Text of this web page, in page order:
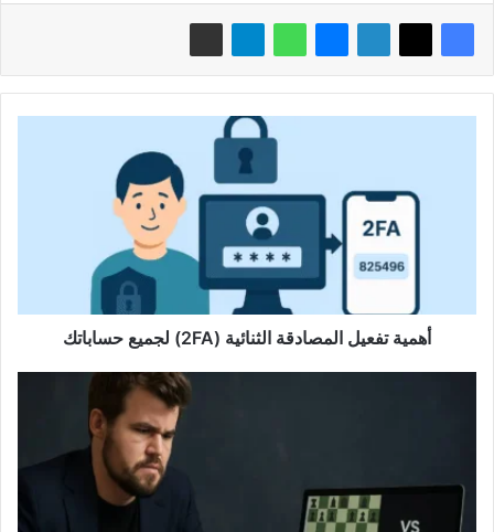
أهمية تفعيل المصادقة الثنائية (2FA) لجميع حساباتك
كارلسن
يهزم